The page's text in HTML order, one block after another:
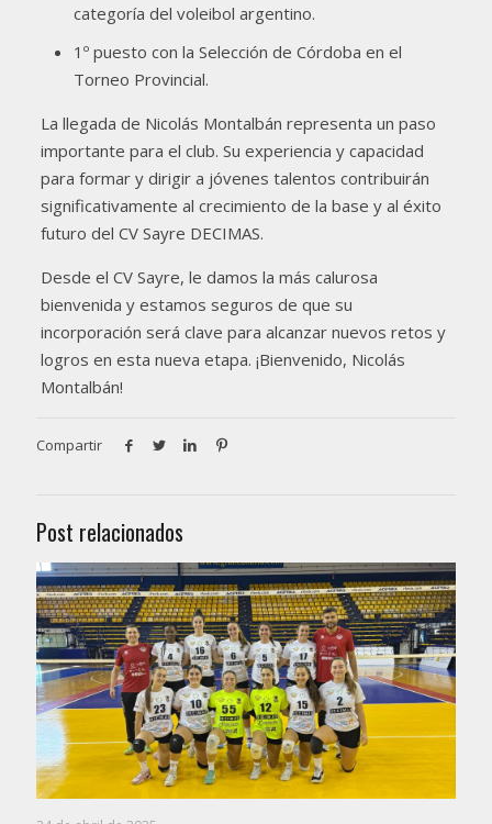
categoría del voleibol argentino.
1º puesto con la Selección de Córdoba en el
Torneo Provincial.
La llegada de Nicolás Montalbán representa un paso
importante para el club. Su experiencia y capacidad
para formar y dirigir a jóvenes talentos contribuirán
significativamente al crecimiento de la base y al éxito
futuro del CV Sayre DECIMAS.
Desde el CV Sayre, le damos la más calurosa
bienvenida y estamos seguros de que su
incorporación será clave para alcanzar nuevos retos y
logros en esta nueva etapa. ¡Bienvenido, Nicolás
Montalbán!
Compartir
Post relacionados